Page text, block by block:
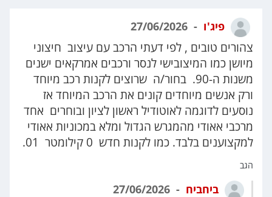
פיג'ו
צהורים טובים , לפי דעתי הרכב עם עיצוב חיצוני
מיושן כמו המיצובישי לנסר ורכבים אמרקאים ישנים
משנות ה-90. בחור/ה שרוצים לקנות רכב מיוחד
ורק אנשים מיוחדים קונים את הרכב המיוחד אז
נוסעים לדוגמה לאוטודיל ראשון לציון ובוחרים אחד
מרכבי אאודי מהמגרש הגדול ומלא במכוניות אאודי
למקצוענים בלבד. כמו לקנות חדש 0 קילומטר 01.
הגב
ביחביח